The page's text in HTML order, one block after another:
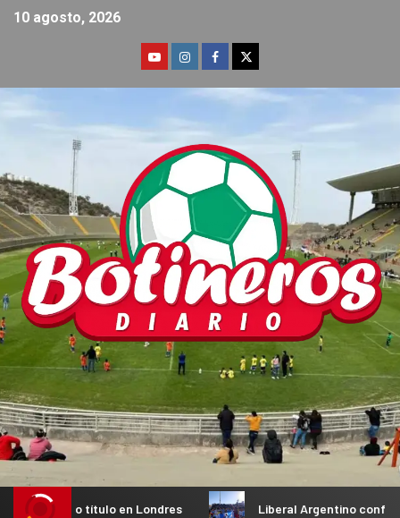
10 agosto, 2026
título en Londres Liberal Argentino confirmó inicio